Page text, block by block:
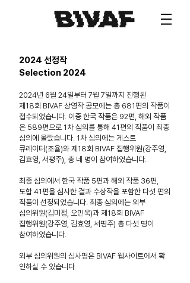
2024 선정작
Selection 2024
2024년 6월 24일부터 7월 7일까지 진행된
제18회 BIVAF 상영작 공모에는 총 681편의 작품이
접수되었습니다. 이중 한국 작품은 92편, 해외 작품
은 589편으로 1차 심의를 통해 41편의 작품이 최종
심의에 올랐습니다. 1차 심의에는 게스트
큐레이터(조율)와 제18회 BIVAF 집행위원(강주영,
김효영, 서평주), 총 네 명이 참여하였습니다.
최종 심의에서 한국 작품 5편과 해외 작품 36편,
도합 41편을 심사한 결과 수상작을 포함한 다섯 편의
작품이 선정되었습니다. 최종 심의에는 외부
심의위원(김미정, 오민욱)과 제18회 BIVAF
집행위원(강주영, 김효영, 서평주) 총 다섯 명이
참여하였습니다.
외부 심의위원의 심사평은 BIVAF 웹사이트에서 확
인하실 수 있습니다.